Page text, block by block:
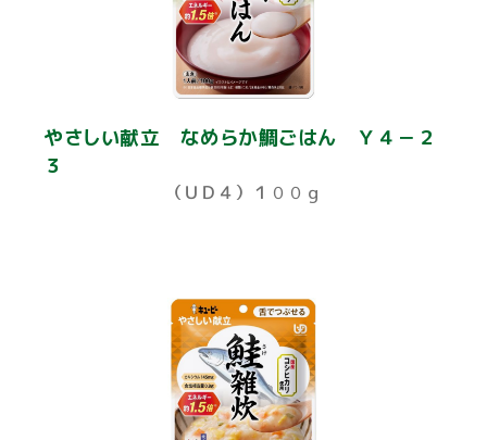
やさしい献立 なめらか鯛ごはん Ｙ４－２
３
（ＵＤ４）１００ｇ